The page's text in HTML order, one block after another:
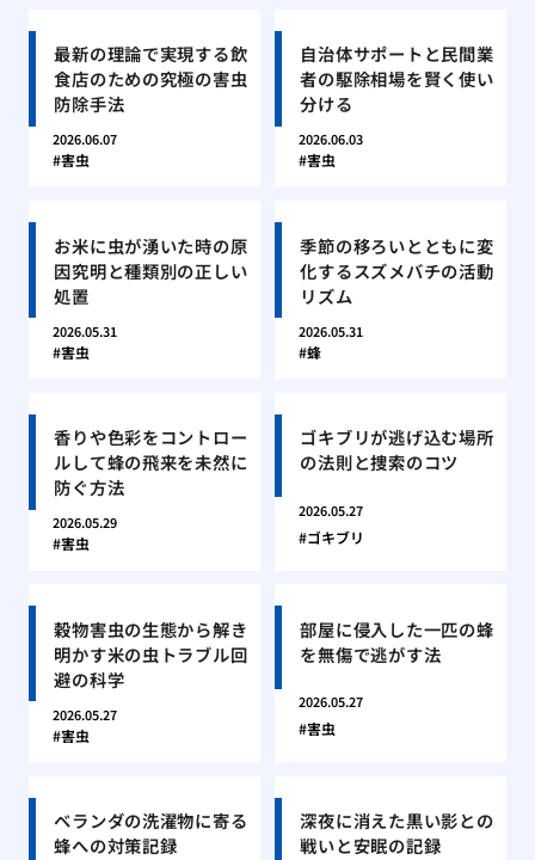
最新の理論で実現する飲
食店のための究極の害虫
防除手法
2026.06.07
害虫
自治体サポートと民間業
者の駆除相場を賢く使い
分ける
2026.06.03
害虫
お米に虫が湧いた時の原
因究明と種類別の正しい
処置
2026.05.31
害虫
季節の移ろいとともに変
化するスズメバチの活動
リズム
2026.05.31
蜂
香りや色彩をコントロー
ルして蜂の飛来を未然に
防ぐ方法
2026.05.29
害虫
ゴキブリが逃げ込む場所
の法則と捜索のコツ
2026.05.27
ゴキブリ
穀物害虫の生態から解き
明かす米の虫トラブル回
避の科学
2026.05.27
害虫
部屋に侵入した一匹の蜂
を無傷で逃がす法
2026.05.27
害虫
ベランダの洗濯物に寄る
蜂への対策記録
深夜に消えた黒い影との
戦いと安眠の記録